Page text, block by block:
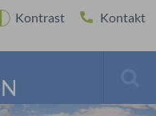
Kontrast Kontakt